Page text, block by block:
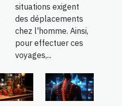
situations exigent
des déplacements
chez l'homme. Ainsi,
pour effectuer ces
voyages,...